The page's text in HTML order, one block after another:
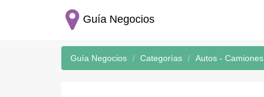
Guía Negocios
Guía Negocios Categorías Autos - Camiones